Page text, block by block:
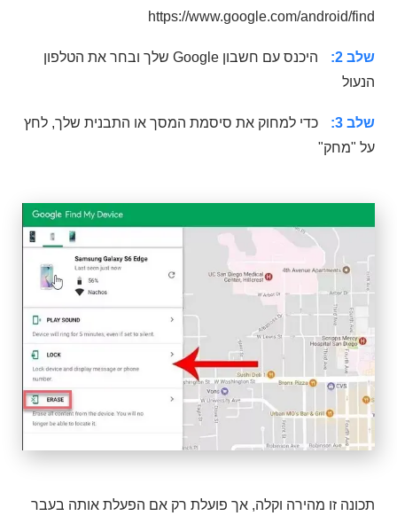
https://www.google.com/android/find
שלב 2:
היכנס עם חשבון Google שלך ​​ובחר את הטלפון
הנעול
שלב 3:
כדי למחוק את סיסמת המסך או התבנית שלך, לחץ
על "מחק"
תכונה זו מהירה וקלה, אך פועלת רק אם הפעלת אותה בעבר